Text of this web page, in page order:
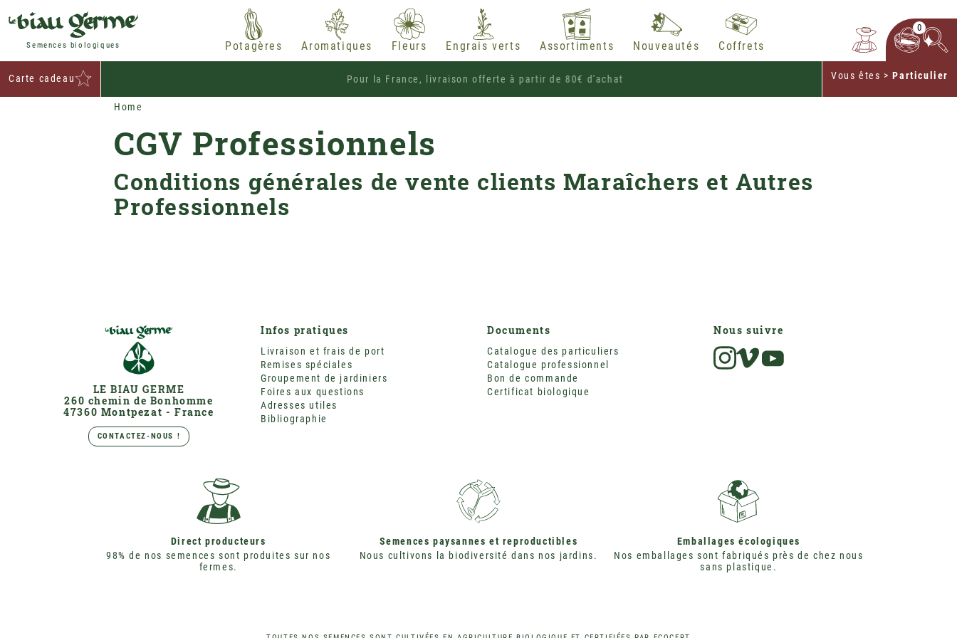
Semences biologiques Potagères Aromatiques Fleurs Engrais verts Assortiments Nouveautés Coffrets
0
Carte cadeau Pour la France, livraison offerte à partir de 80€ d'achat Vous êtes >Particulier
Home
CGV Professionnels
Conditions générales de vente clients Maraîchers et Autres
Professionnels
LE BIAU GERME
260 chemin de Bonhomme
47360 Montpezat - France
CONTACTEZ-NOUS !
Infos pratiques
Livraison et frais de port
Remises spéciales
Groupement de jardiniers
Foires aux questions
Adresses utiles
Bibliographie
Documents
Catalogue des particuliers
Catalogue professionnel
Bon de commande
Certificat biologique
Nous suivre
Direct producteurs
98% de nos semences sont produites sur nos
fermes.
Semences paysannes et reproductibles
Nous cultivons la biodiversité dans nos jardins.
Emballages écologiques
Nos emballages sont fabriqués près de chez nous
sans plastique.